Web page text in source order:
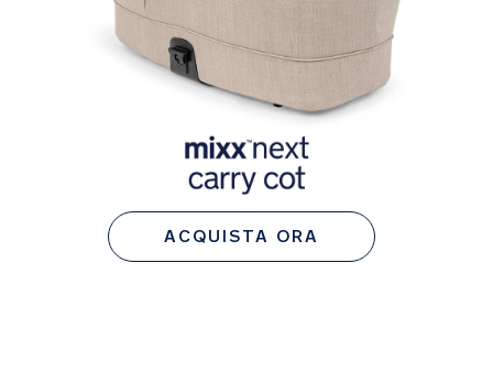
ACQUISTA ORA